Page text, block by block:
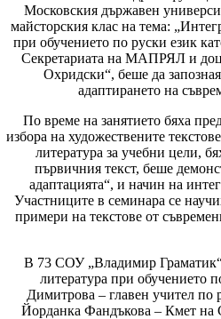
Московския държавен
майсторския клас на тема:
при обучението по руски език
Секретариата на МАПРЯЛ и
Охридски“, беше да
адаптирането на
По време на занятието бяха
избора на художествените
литература за учебни цели,
първичния текст, беше
адаптацията“, и начин на
Участниците в семинара се
примери на текстове от
В 73 СОУ „Владимир Граматик“
литература при обучението
Димитрова – главен учител
Йорданка Фандъкова – Кмет на